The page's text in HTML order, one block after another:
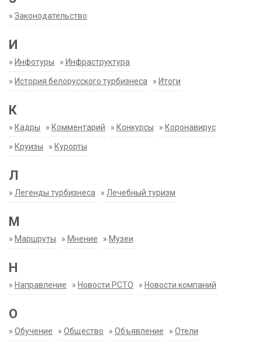
» Законодательство
И
» Инфотуры » Инфраструктура
» История белорусского турбизнеса » Итоги
К
» Кадры » Комментарий » Конкурсы » Коронавирус
» Круизы » Курорты
Л
» Легенды турбизнеса » Лечебный туризм
М
» Маршруты » Мнение » Музеи
Н
» Направление » Новости РСТО » Новости компаний
О
» Обучение » Общество » Объявление » Отели